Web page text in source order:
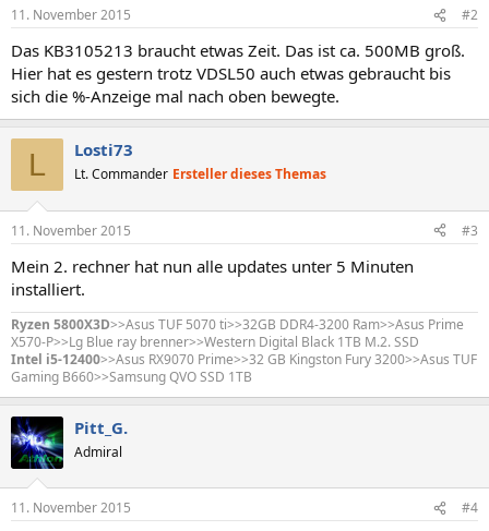
11. November 2015 #2
Das KB3105213 braucht etwas Zeit. Das ist ca. 500MB groß.
Hier hat es gestern trotz VDSL50 auch etwas gebraucht bis
sich die %-Anzeige mal nach oben bewegte.
L Losti73
Lt. Commander Ersteller dieses Themas
11. November 2015 #3
Mein 2. rechner hat nun alle updates unter 5 Minuten
installiert.
Ryzen 5800X3D>>Asus TUF 5070 ti>>32GB DDR4-3200 Ram>>Asus Prime
X570-P>>Lg Blue ray brenner>>Western Digital Black 1TB M.2. SSD
Intel i5-12400>>Asus RX9070 Prime>>32 GB Kingston Fury 3200>>Asus TUF
Gaming B660>>Samsung QVO SSD 1TB
Pitt_G.
Admiral
11. November 2015 #4